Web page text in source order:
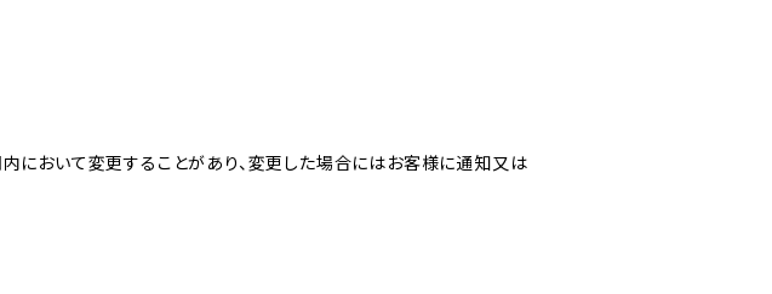
において変更することがあり、変更した場合にはお客様に通知又は